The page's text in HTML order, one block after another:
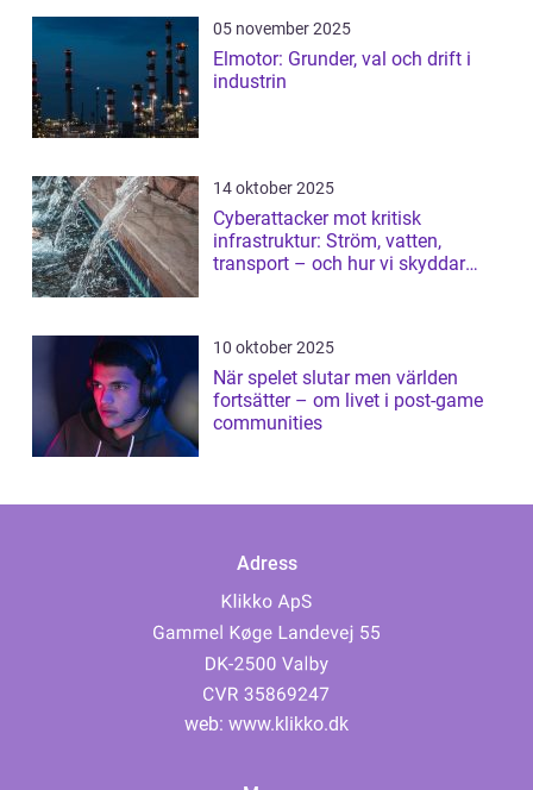
05 november 2025
Elmotor: Grunder, val och drift i
industrin
14 oktober 2025
Cyberattacker mot kritisk
infrastruktur: Ström, vatten,
transport – och hur vi skyddar
10 oktober 2025
När spelet slutar men världen
fortsätter – om livet i post-game
communities
Adress
web: www.klikko.dk